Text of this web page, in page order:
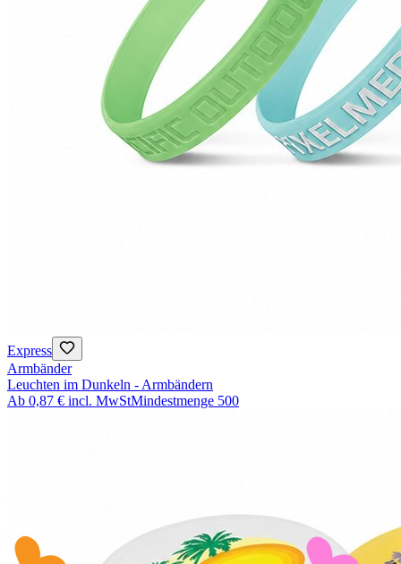
Express
Armbänder
Leuchten im Dunkeln - Armbändern
Ab 0,87 € incl. MwStMindestmenge 500